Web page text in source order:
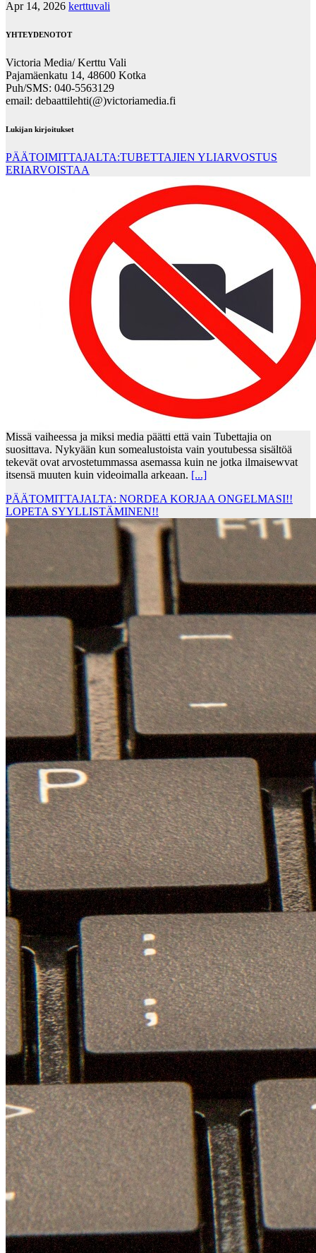
Apr 14, 2026 kerttuvali
YHTEYDENOTOT
Victoria Media/ Kerttu Vali
Pajamäenkatu 14, 48600 Kotka
Puh/SMS: 040-5563129
email: debaattilehti(@)victoriamedia.fi
Lukijan kirjoitukset
PÄÄTOIMITTAJALTA:TUBETTAJIEN YLIARVOSTUS
ERIARVOISTAA
Missä vaiheessa ja miksi media päätti että vain Tubettajia on
suosittava. Nykyään kun somealustoista vain youtubessa sisältöä
tekevät ovat arvostetummassa asemassa kuin ne jotka ilmaisewvat
itsensä muuten kuin videoimalla arkeaan. [...]
PÄÄTOMITTAJALTA: NORDEA KORJAA ONGELMASI!!
LOPETA SYYLLISTÄMINEN!!